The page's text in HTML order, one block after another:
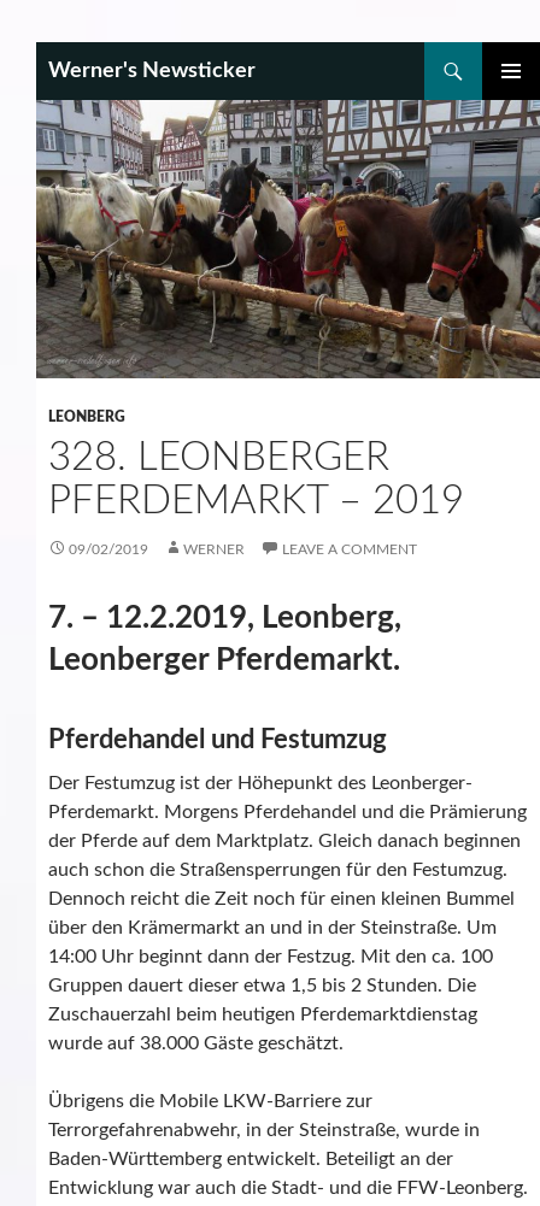
Werner's Newsticker
MENU
TO
CONTENT
LEONBERG
328. LEONBERGER
PFERDEMARKT – 2019
09/02/2019 WERNER LEAVE A COMMENT
7. – 12.2.2019, Leonberg,
Leonberger Pferdemarkt.
Pferdehandel und Festumzug
Der Festumzug ist der Höhepunkt des Leonberger-
Pferdemarkt. Morgens Pferdehandel und die Prämierung
der Pferde auf dem Marktplatz. Gleich danach beginnen
auch schon die Straßensperrungen für den Festumzug.
Dennoch reicht die Zeit noch für einen kleinen Bummel
über den Krämermarkt an und in der Steinstraße. Um
14:00 Uhr beginnt dann der Festzug. Mit den ca. 100
Gruppen dauert dieser etwa 1,5 bis 2 Stunden. Die
Zuschauerzahl beim heutigen Pferdemarktdienstag
wurde auf 38.000 Gäste geschätzt.
Übrigens die Mobile LKW-Barriere zur
Terrorgefahrenabwehr, in der Steinstraße, wurde in
Baden-Württemberg entwickelt. Beteiligt an der
Entwicklung war auch die Stadt- und die FFW-Leonberg.